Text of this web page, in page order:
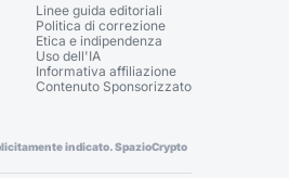
Linee guida editoriali
Politica di correzione
Etica e indipendenza
Uso dell'IA
Informativa affiliazione
Contenuto Sponsorizzato
indicato. SpazioCrypto